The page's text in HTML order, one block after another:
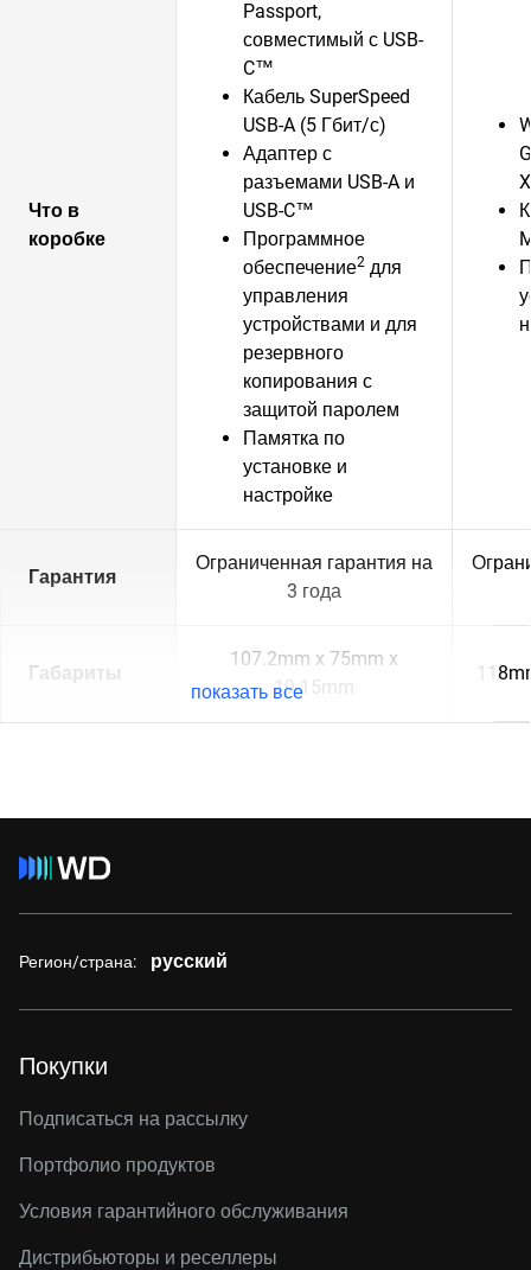
Что в
коробке
Passport,
совместимый с USB-
C™
Кабель SuperSpeed
USB-A (5 Гбит/с)
Адаптер с
разъемами USB-A и
USB-C™
Программное
обеспечение2 для
управления
устройствами и для
резервного
копирования с
защитой паролем
Памятка по
установке и
настройке
Гарантия
Ограниченная гарантия на
3 года
Габариты
107.2mm x 75mm x
19.15mm
показать все
Регион/страна: русский
Покупки
Подписаться на рассылку
Портфолио продуктов
Условия гарантийного обслуживания
Дистрибьюторы и реселлеры